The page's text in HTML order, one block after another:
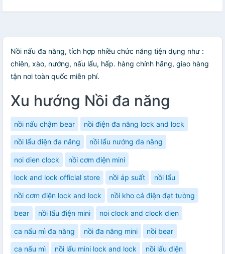
Nồi nấu đa năng, tích hợp nhiều chức năng tiện dụng như :
chiên, xào, nướng, nấu lẩu, hấp. hàng chính hãng, giao hàng
tận nơi toàn quốc miễn phí.
Xu hướng Nồi đa năng
nồi nấu chậm bear nồi điện đa năng lock and lock
nồi lẩu điện đa năng nồi lẩu nướng đa năng
noi dien clock nồi cơm điện mini
lock and lock official store nồi áp suất nồi lẩu
nồi cơm điện lock and lock nồi kho cá điện đạt tường
bear nồi lẩu điện mini noi clock and clock dien
ca nấu mì đa năng nồi đa năng mini nồi bear
ca nấu mì nồi lẩu mini lock and lock nồi lẩu điện